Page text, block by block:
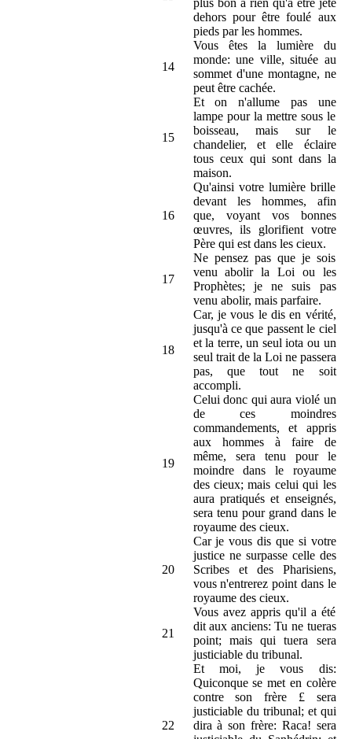
dehors pour être foulé aux
pieds par les hommes.
14
Vous êtes la lumière du
monde: une ville, située au
sommet d'une montagne, ne
peut être cachée.
15
Et on n'allume pas une
lampe pour la mettre sous le
boisseau, mais sur le
chandelier, et elle éclaire
tous ceux qui sont dans la
maison.
16
Qu'ainsi votre lumière brille
devant les hommes, afin
que, voyant vos bonnes
œuvres, ils glorifient votre
Père qui est dans les cieux.
17
Ne pensez pas que je sois
venu abolir la Loi ou les
Prophètes; je ne suis pas
venu abolir, mais parfaire.
18
Car, je vous le dis en vérité,
jusqu'à ce que passent le ciel
et la terre, un seul iota ou un
seul trait de la Loi ne passera
pas, que tout ne soit
accompli.
19
Celui donc qui aura violé un
de ces moindres
commandements, et appris
aux hommes à faire de
même, sera tenu pour le
moindre dans le royaume
des cieux; mais celui qui les
aura pratiqués et enseignés,
sera tenu pour grand dans le
royaume des cieux.
20
Car je vous dis que si votre
justice ne surpasse celle des
Scribes et des Pharisiens,
vous n'entrerez point dans le
royaume des cieux.
21
Vous avez appris qu'il a été
dit aux anciens: Tu ne tueras
point; mais qui tuera sera
justiciable du tribunal.
22
Et moi, je vous dis:
Quiconque se met en colère
contre son frère £ sera
justiciable du tribunal; et qui
dira à son frère: Raca! sera